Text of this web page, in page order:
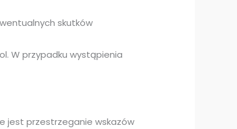
skutków
W przypadku wystąpienia
jest przestrzeganie wskazów